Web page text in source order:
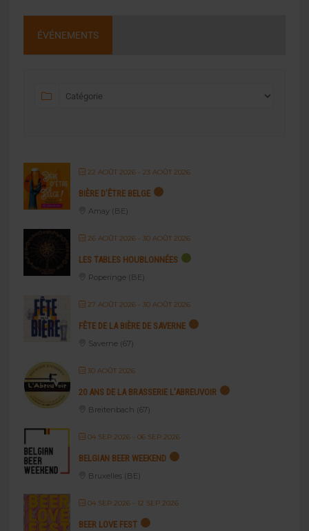
ÉVÉNEMENTS
22 AOÛT 2026- 23 AOÛT 2026
BIÈRE D’ÊTRE BELGE
Amay (BE)
26 AOÛT 2026- 30 AOÛT 2026
LES TABLES HOUBLONNÉES
Poperinge (BE)
27 AOÛT 2026- 30 AOÛT 2026
FÊTE DE LA BIÈRE DE SAVERNE
Saverne (67)
30 AOÛT 2026
20 ANS DE LA BRASSERIE L’ABREUVOIR
Breitenbach (67)
04 SEP 2026- 06 SEP 2026
BELGIAN BEER WEEKEND
Bruxelles (BE)
04 SEP 2026- 12 SEP 2026
BEER LOVE FEST